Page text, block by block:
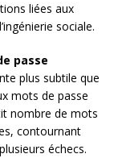
liées aux
sociale.
passe
plus subtile que
mots de passe
nombre de mots
contournant
échecs.